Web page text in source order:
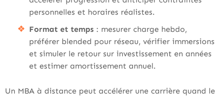
personnelles et horaires réalistes.
Format et temps : mesurer charge hebdo,
préférer blended pour réseau, vérifier immersions
et simuler le retour sur investissement en années
et estimer amortissement annuel.
Un MBA à distance peut accélérer une carrière quand le